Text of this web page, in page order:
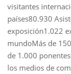
visitantes
países80.930
exposición1.022
mundoMás de
de 1.000
los medios de